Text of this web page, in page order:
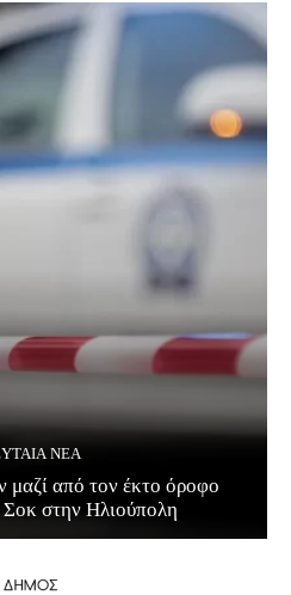
ΝΈΑ
μαζί από τον έκτο όροφο
Σοκ στην Ηλιούπολη